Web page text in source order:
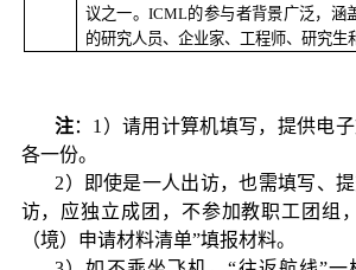
议之一。ICML的参与者背景广泛，涵
的研究人员、企业家、工程师、研究生
注： 1 ）请用计算机填写，提供电
各一份。
2）即使是一人出访，也需填写、
访，应独立成团，不参加教职工团组
（境）申请材料清单”填报材料。